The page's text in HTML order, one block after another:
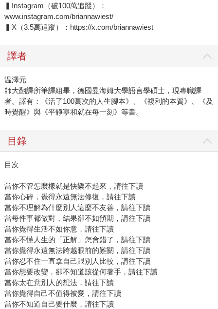
▍Instagram（破100萬追蹤）：
www.instagram.com/briannawiest/
▍X（3.5萬追蹤）：https://x.com/briannawiest
譯者
温澤元
師大翻譯所筆譯組畢，德國曼海姆大學語言學碩士，現專職譯
者。譯有：《活了100萬次的人生腳本》、《複利的本質》、《及
時覺醒》與《平靜寧和就在每一刻》等書。
目錄
目次
當你不管怎麼樣就是快樂不起來，請往下讀
當你心碎，覺得永遠無法修復，請往下讀
當你不理解為什麼別人這麼不友善，請往下讀
當每件事都做對，結果卻不如預期，請往下讀
當你覺得生活不如你意，請往下讀
當你不懂人生的「正解」怎會錯了，請往下讀
當你覺得永遠無法跨越眼前的難關，請往下讀
當你忍不住一直拿自己跟別人比較，請往下讀
當你想要改變，卻不知道該從何著手，請往下讀
當你太在意別人的想法，請往下讀
當你覺得自己不值得被愛，請往下讀
當你不知道自己要什麼，請往下讀